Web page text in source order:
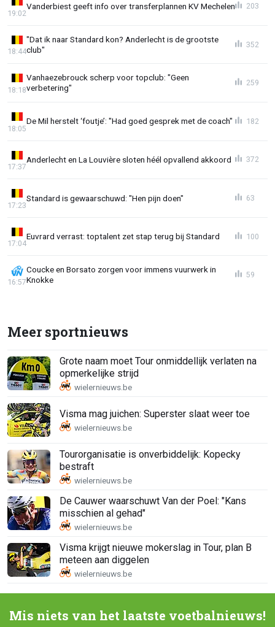
Vanderbiest geeft info over transferplannen KV Mechelen
19:02
203
"Dat ik naar Standard kon? Anderlecht is de grootste
club"
18:44
352
Vanhaezebrouck scherp voor topclub: "Geen
verbetering"
18:18
259
De Mil herstelt ‘foutje’: "Had goed gesprek met de coach"
18:05
182
Anderlecht en La Louvière sloten héél opvallend akkoord
17:37
372
Standard is gewaarschuwd: "Hen pijn doen"
17:23
63
Euvrard verrast: toptalent zet stap terug bij Standard
17:04
100
Coucke en Borsato zorgen voor immens vuurwerk in
Knokke
16:57
59
Meer sportnieuws
Grote naam moet Tour onmiddellijk verlaten na
opmerkelijke strijd
Visma mag juichen: Superster slaat weer toe
Tourorganisatie is onverbiddelijk: Kopecky
bestraft
De Cauwer waarschuwt Van der Poel: "Kans
misschien al gehad"
Visma krijgt nieuwe mokerslag in Tour, plan B
meteen aan diggelen
Mis niets van het laatste voetbalnieuws!